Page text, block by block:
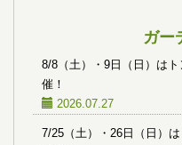
ガー
8/8（土）・9日（日）は
催！
2026.07.27
7/25（土）・26日（日）